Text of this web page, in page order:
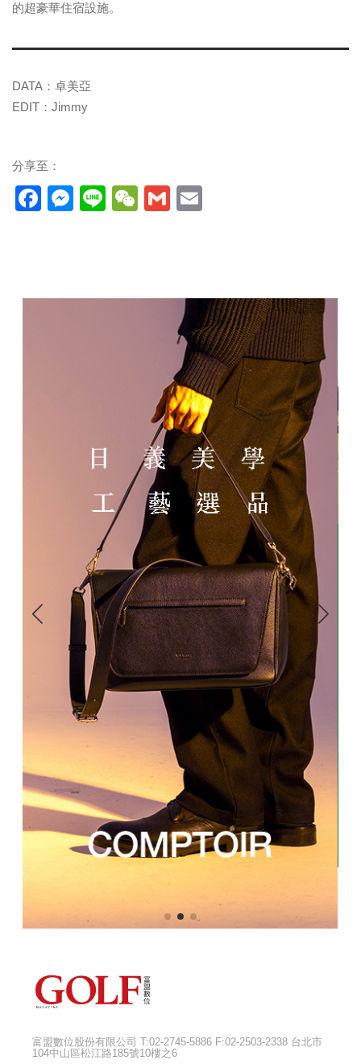
的超豪華住宿設施。
DATA：卓美亞
EDIT：Jimmy
分享至：
Facebook
Messenger
LineWeChat
Gmail
富盟數位股份有限公司 T:02-2745-5886 F:02-2503-2338 台北市
104中山區松江路185號10樓之6